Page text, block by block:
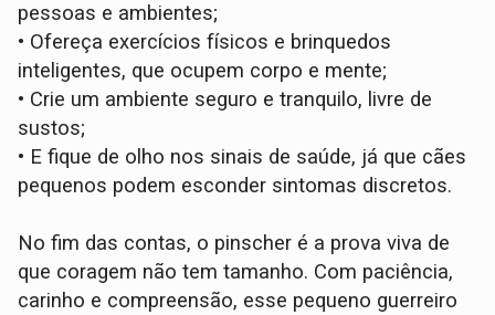
pessoas e ambientes;
• Ofereça exercícios físicos e brinquedos
inteligentes, que ocupem corpo e mente;
• Crie um ambiente seguro e tranquilo, livre de
sustos;
• E fique de olho nos sinais de saúde, já que cães
pequenos podem esconder sintomas discretos.
No fim das contas, o pinscher é a prova viva de
que coragem não tem tamanho. Com paciência,
carinho e compreensão, esse pequeno guerreiro